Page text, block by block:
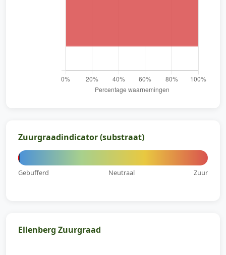
Zuurgraadindicator (substraat)
Gebufferd Neutraal Zuur
Ellenberg Zuurgraad